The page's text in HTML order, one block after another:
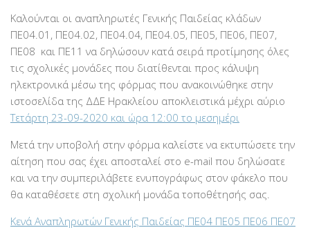
Καλούνται οι αναπληρωτές Γενικής Παιδείας κλάδων
ΠΕ04.01, ΠΕ04.02, ΠΕ04.04, ΠΕ04.05, ΠΕ05, ΠΕ06, ΠΕ07,
ΠΕ08 και ΠΕ11 να δηλώσουν κατά σειρά προτίμησης όλες
τις σχολικές μονάδες που διατίθενται προς κάλυψη
ηλεκτρονικά μέσω της φόρμας που ανακοινώθηκε στην
ιστοσελίδα της ΔΔΕ Ηρακλείου αποκλειστικά μέχρι αύριο
Τετάρτη 23-09-2020 και ώρα 12:00 το μεσημέρι
Μετά την υποβολή στην φόρμα καλείστε να εκτυπώσετε την
αίτηση που σας έχει αποσταλεί στο e-mail που δηλώσατε
και να την συμπεριλάβετε ενυπογράφως στον φάκελο που
θα καταθέσετε στη σχολική μονάδα τοποθέτησής σας.
Κενά Αναπληρωτών Γενικής Παιδείας ΠΕ04 ΠΕ05 ΠΕ06 ΠΕ07